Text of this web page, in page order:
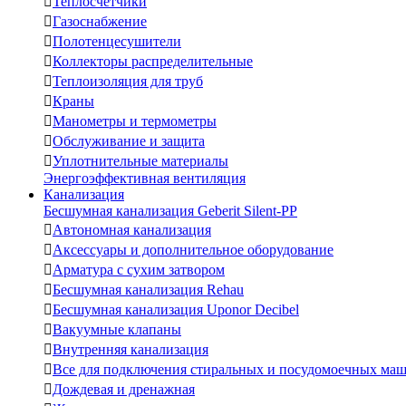
Газоснабжение
Полотенцесушители
Коллекторы распределительные
Теплоизоляция для труб
Краны
Манометры и термометры
Обслуживание и защита
Уплотнительные материалы
Энергоэффективная вентиляция
Канализация
Бесшумная канализация Geberit Silent-PP
Автономная канализация
Аксессуары и дополнительное оборудование
Арматура с сухим затвором
Бесшумная канализация Rehau
Бесшумная канализация Uponor Decibel
Вакуумные клапаны
Внутренняя канализация
Все для подключения стиральных и посудомоечных
Дождевая и дренажная